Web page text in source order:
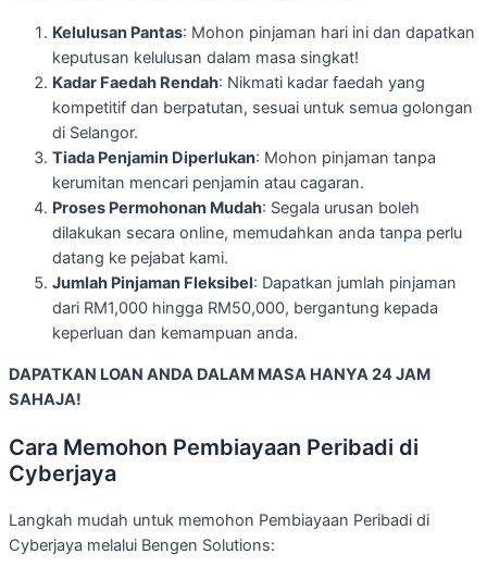
Kelulusan Pantas: Mohon pinjaman hari ini dan dapatkan
keputusan kelulusan dalam masa singkat!
Kadar Faedah Rendah: Nikmati kadar faedah yang
kompetitif dan berpatutan, sesuai untuk semua golongan
di Selangor.
Tiada Penjamin Diperlukan: Mohon pinjaman tanpa
kerumitan mencari penjamin atau cagaran.
Proses Permohonan Mudah: Segala urusan boleh
dilakukan secara online, memudahkan anda tanpa perlu
datang ke pejabat kami.
Jumlah Pinjaman Fleksibel: Dapatkan jumlah pinjaman
dari RM1,000 hingga RM50,000, bergantung kepada
keperluan dan kemampuan anda.
DAPATKAN LOAN ANDA DALAM MASA HANYA 24 JAM
SAHAJA!
Cara Memohon Pembiayaan Peribadi di
Cyberjaya
Langkah mudah untuk memohon Pembiayaan Peribadi di
Cyberjaya melalui Bengen Solutions: